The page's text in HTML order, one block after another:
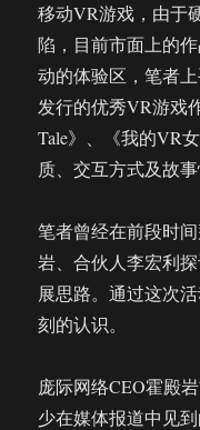
移动VR游戏，由于
陷，目前市面上的
动的体验区，笔者
发行的优秀VR游戏
Tale》、《我的VR
质、交互方式及故
笔者曾经在前段时
岩、合伙人李宏利
展思路。通过这次
刻的认识。
庞际网络CEO霍殿
少在媒体报道中见